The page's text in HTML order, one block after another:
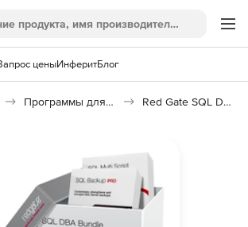
ценыИнферитБлог
Программы для работы с базами данных Red Gate SQL DBA Bundle